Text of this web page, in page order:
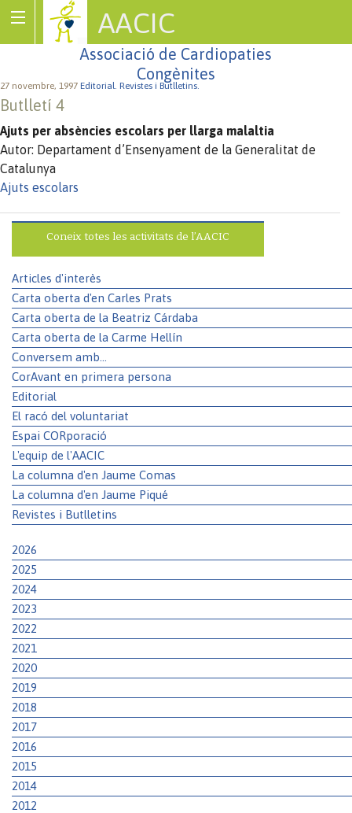
AACIC
Associació de Cardiopaties
Congènites
27 novembre, 1997 Editorial. Revistes i Butlletins.
Butlletí 4
Ajuts per absències escolars per llarga malaltia
Autor: Departament d’Ensenyament de la Generalitat de
Catalunya
Ajuts escolars
Coneix totes les activitats de l’AACIC
Articles d'interès
Carta oberta d'en Carles Prats
Carta oberta de la Beatriz Cárdaba
Carta oberta de la Carme Hellín
Conversem amb...
CorAvant en primera persona
Editorial
El racó del voluntariat
Espai CORporació
L'equip de l'AACIC
La columna d'en Jaume Comas
La columna d'en Jaume Piqué
Revistes i Butlletins
2026
2025
2024
2023
2022
2021
2020
2019
2018
2017
2016
2015
2014
2012